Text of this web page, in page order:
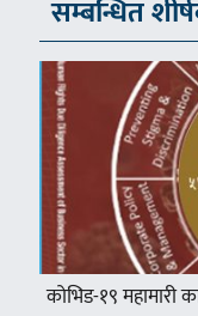
सम्बन्धित
कोभिड-१९